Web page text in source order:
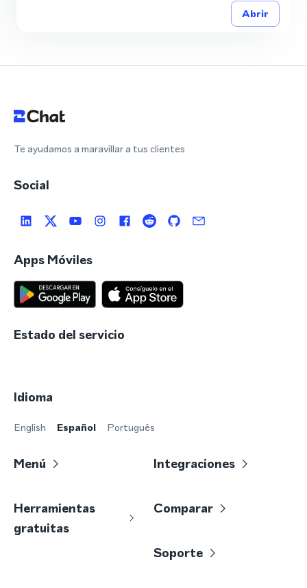
Abrir
Te ayudamos a maravillar a tus clientes
Social
Apps Móviles
Estado del servicio
Idioma
English Español Português
Menú Integraciones
Herramientas
gratuitas
Comparar
Soporte